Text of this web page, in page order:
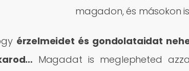
magadon, és másokon
érzelmeidet és gondolataidat
Magadat is meglepheted